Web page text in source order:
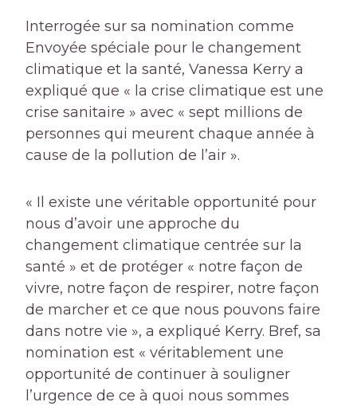
Interrogée sur sa nomination comme
Envoyée spéciale pour le changement
climatique et la santé, Vanessa Kerry a
expliqué que « la crise climatique est une
crise sanitaire » avec « sept millions de
personnes qui meurent chaque année à
cause de la pollution de l’air ».
« Il existe une véritable opportunité pour
nous d’avoir une approche du
changement climatique centrée sur la
santé » et de protéger « notre façon de
vivre, notre façon de respirer, notre façon
de marcher et ce que nous pouvons faire
dans notre vie », a expliqué Kerry. Bref, sa
nomination est « véritablement une
opportunité de continuer à souligner
l’urgence de ce à quoi nous sommes